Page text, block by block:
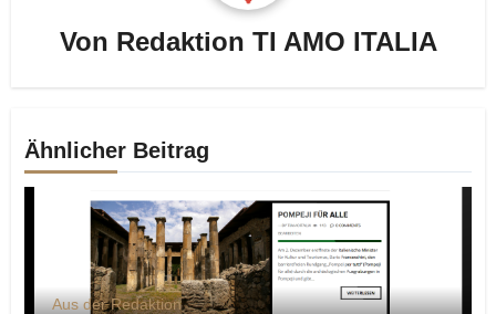
Von Redaktion TI AMO ITALIA
Ähnlicher Beitrag
Aus der Redaktion